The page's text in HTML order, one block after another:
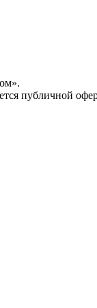
публичной